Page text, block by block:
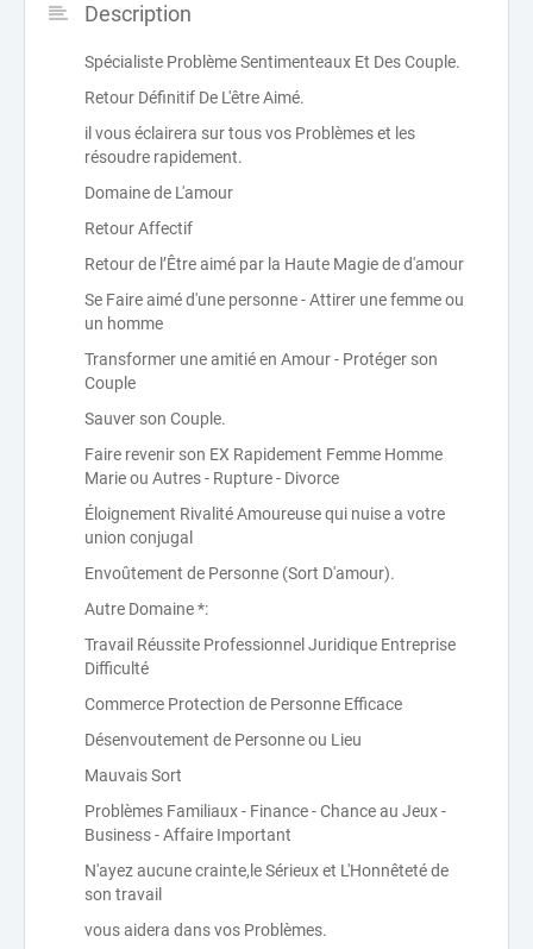
Description
Spécialiste Problème Sentimenteaux Et Des Couple.
Retour Définitif De L'être Aimé.
il vous éclairera sur tous vos Problèmes et les
résoudre rapidement.
Domaine de L'amour
Retour Affectif
Retour de l’Être aimé par la Haute Magie de d'amour
Se Faire aimé d'une personne - Attirer une femme ou
un homme
Transformer une amitié en Amour - Protéger son
Couple
Sauver son Couple.
Faire revenir son EX Rapidement Femme Homme
Marie ou Autres - Rupture - Divorce
Éloignement Rivalité Amoureuse qui nuise a votre
union conjugal
Envoûtement de Personne (Sort D'amour).
Autre Domaine *:
Travail Réussite Professionnel Juridique Entreprise
Difficulté
Commerce Protection de Personne Efficace
Désenvoutement de Personne ou Lieu
Mauvais Sort
Problèmes Familiaux - Finance - Chance au Jeux -
Business - Affaire Important
N'ayez aucune crainte,le Sérieux et L'Honnêteté de
son travail
vous aidera dans vos Problèmes.